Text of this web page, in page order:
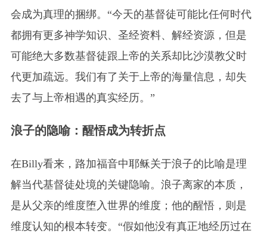
会成为真理的捆绑。“今天的基督徒可能比任何时代
都拥有更多神学知识、圣经资料、解经资源，但是
可能绝大多数基督徒跟上帝的关系却比沙漠教父时
代更加疏远。我们有了关于上帝的海量信息，却失
去了与上帝相遇的真实经历。”
浪子的隐喻：醒悟成为转折点
在Billy看来，路加福音中耶稣关于浪子的比喻是理
解当代基督徒处境的关键隐喻。浪子离家的本质，
是从父亲的维度堕入世界的维度；他的醒悟，则是
维度认知的根本转变。“假如他没有真正地经历过在